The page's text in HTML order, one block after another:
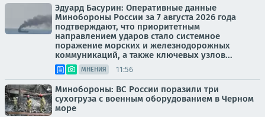
Эдуард Басурин: Оперативные данные
Минобороны России за 7 августа 2026 года
подтверждают, что приоритетным
направлением ударов стало системное
поражение морских и железнодорожных
коммуникаций, а также ключевых узлов...
МНЕНИЯ 11:56
Минобороны: ВС России поразили три
сухогруза с военным оборудованием в Черном
море